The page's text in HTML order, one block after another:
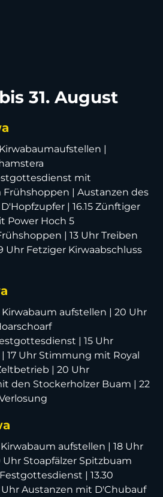
31. August
Kirwabaumaufstellen |
mit
| Austanzen des
| 16.15 Zünftiger
Power Hoch 5
| 13 Uhr Treiben
Uhr Fetziger Kirwaabschluss
Kirwabaum aufstellen | 20 Uhr
| 15 Uhr
17 Uhr Stimmung mit Royal
| 20 Uhr
den Stockerholzer Buam | 22
Kirwabaum aufstellen | 18 Uhr
Stoapfälzer Spitzbuam
| 13.30
Uhr Austanzen mit D'Chubauf